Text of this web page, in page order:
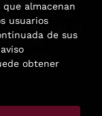
una ayuda
las librerías de
Madrid
año 2025.
almacenan
usuarios
de sus
obtener